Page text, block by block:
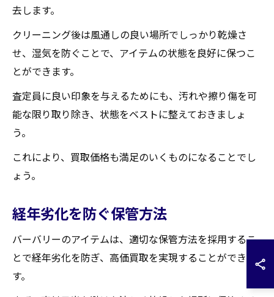
去します。
クリーニング後は風通しの良い場所でしっかり乾燥さ
せ、湿気を防ぐことで、アイテムの状態を良好に保つこ
とができます。
査定員に良い印象を与えるためにも、汚れや擦り傷を可
能な限り取り除き、状態をベストに整えておきましょ
う。
これにより、買取価格も満足のいくものになることでし
ょう。
経年劣化を防ぐ保管方法
バーバリーのアイテムは、適切な保管方法を採用するこ
とで経年劣化を防ぎ、高価買取を実現することができま
す。